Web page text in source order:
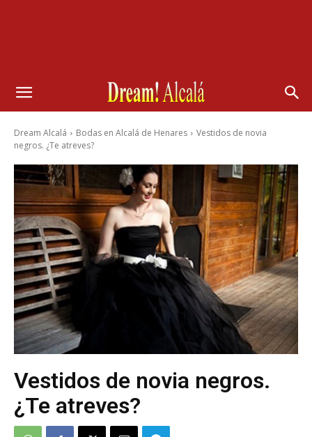
Dream Alcalá Bodas en Alcalá de Henares
Vestidos de novia
negros. ¿Te atreves?
Vestidos de novia negros.
¿Te atreves?